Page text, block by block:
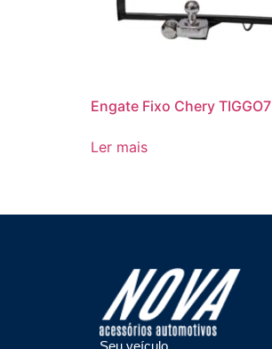
Engate Fixo Chery TIGGO7
Ler mais
Seu veículo,